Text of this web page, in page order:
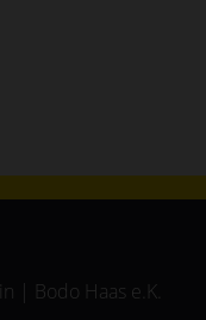
| Bodo Haas e.K.